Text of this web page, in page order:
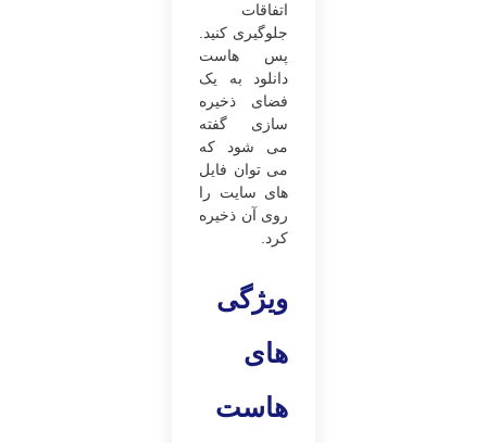
اتفاقات
جلوگیری کنید.
پس هاست
دانلود به یک
فضای ذخیره
سازی گفته
می ‌شود که
می ‌توان فایل‌
های سایت را
روی آن ذخیره
کرد.
ویژگی
های
هاست